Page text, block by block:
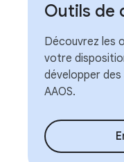
Outils de
Découvrez les
votre
développer
AAOS.